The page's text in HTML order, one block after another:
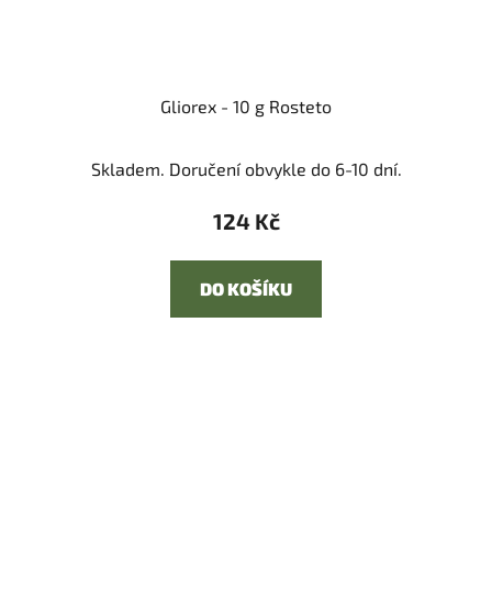
Gliorex - 10 g Rosteto
Skladem. Doručení obvykle do 6-10 dní.
124 Kč
DO KOŠÍKU